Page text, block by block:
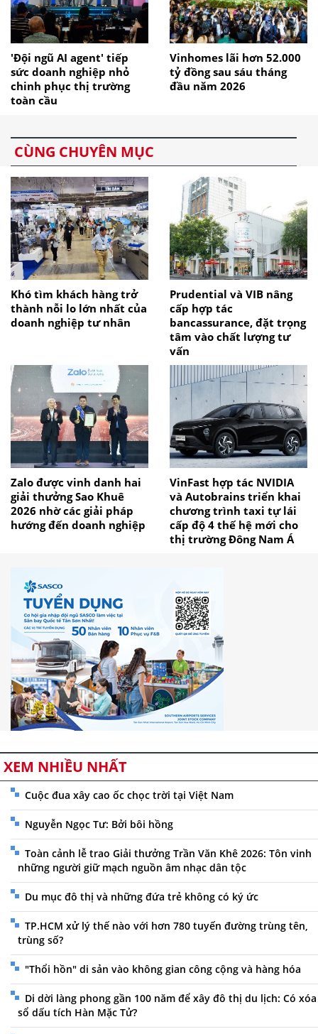
'Đội ngũ AI agent' tiếp
sức doanh nghiệp nhỏ
chinh phục thị trường
toàn cầu
Vinhomes lãi hơn 52.000
tỷ đồng sau sáu tháng
đầu năm 2026
CÙNG CHUYÊN MỤC
Khó tìm khách hàng trở
thành nỗi lo lớn nhất của
doanh nghiệp tư nhân
Prudential và VIB nâng
cấp hợp tác
bancassurance, đặt trọng
tâm vào chất lượng tư
vấn
Zalo được vinh danh hai
giải thưởng Sao Khuê
2026 nhờ các giải pháp
hướng đến doanh nghiệp
VinFast hợp tác NVIDIA
và Autobrains triển khai
chương trình taxi tự lái
cấp độ 4 thế hệ mới cho
thị trường Đông Nam Á
XEM NHIỀU NHẤT
Cuộc đua xây cao ốc chọc trời tại Việt Nam
Nguyễn Ngọc Tư: Bởi bôi hồng
Toàn cảnh lễ trao Giải thưởng Trần Văn Khê 2026: Tôn vinh
những người giữ mạch nguồn âm nhạc dân tộc
Du mục đô thị và những đứa trẻ không có ký ức
TP.HCM xử lý thế nào với hơn 780 tuyến đường trùng tên,
trùng số?
"Thổi hồn" di sản vào không gian công cộng và hàng hóa
Di dời làng phong gần 100 năm để xây đô thị du lịch: Có xóa
sổ dấu tích Hàn Mặc Tử?